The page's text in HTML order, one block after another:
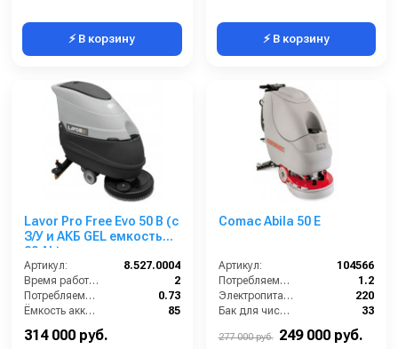
⚡ В корзину ⚡ В корзину
Lavor Pro Free Evo 50 B (с
З/У и АКБ GEL емкостью
80 Ah)
Артикул:
8.527.0004
Время работы (ч):
2
Потребляемая мощность (кВт):
0.73
Ёмкость аккумуляторов (Ач):
85
314 000 руб.
Comac Abila 50 E
Артикул:
104566
Потребляемая мощность (кВт):
1.2
Электропитание (В):
220
Бак для чистой воды (л):
33
277 000 руб. 249 000 руб.